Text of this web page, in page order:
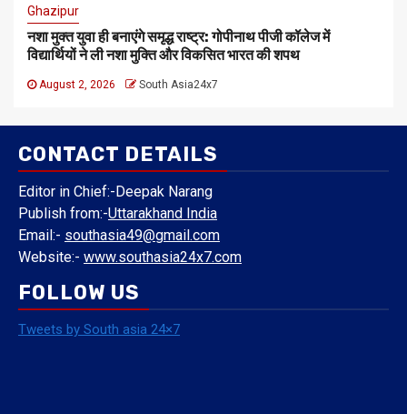
Ghazipur
नशा मुक्त युवा ही बनाएंगे समृद्ध राष्ट्र: गोपीनाथ पीजी कॉलेज में
विद्यार्थियों ने ली नशा मुक्ति और विकसित भारत की शपथ
August 2, 2026 South Asia24x7
CONTACT DETAILS
Editor in Chief:-Deepak Narang
Publish from:-Uttarakhand India
Email:- southasia49@gmail.com
Website:- www.southasia24x7.com
FOLLOW US
Tweets by South asia 24×7